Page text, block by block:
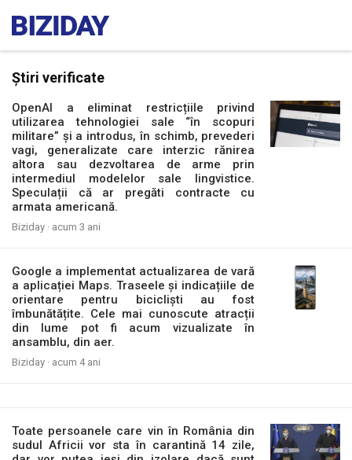
Știri verificate
OpenAI a eliminat restricțiile privind
utilizarea tehnologiei sale “în scopuri
militare” și a introdus, în schimb, prevederi
vagi, generalizate care interzic rănirea
altora sau dezvoltarea de arme prin
intermediul modelelor sale lingvistice.
Speculații că ar pregăti contracte cu
armata americană.
Biziday · acum 3 ani
Google a implementat actualizarea de vară
a aplicației Maps. Traseele și indicațiile de
orientare pentru bicicliști au fost
îmbunătățite. Cele mai cunoscute atracții
din lume pot fi acum vizualizate în
ansamblu, din aer.
Biziday · acum 4 ani
Toate persoanele care vin în România din
sudul Africii vor sta în carantină 14 zile,